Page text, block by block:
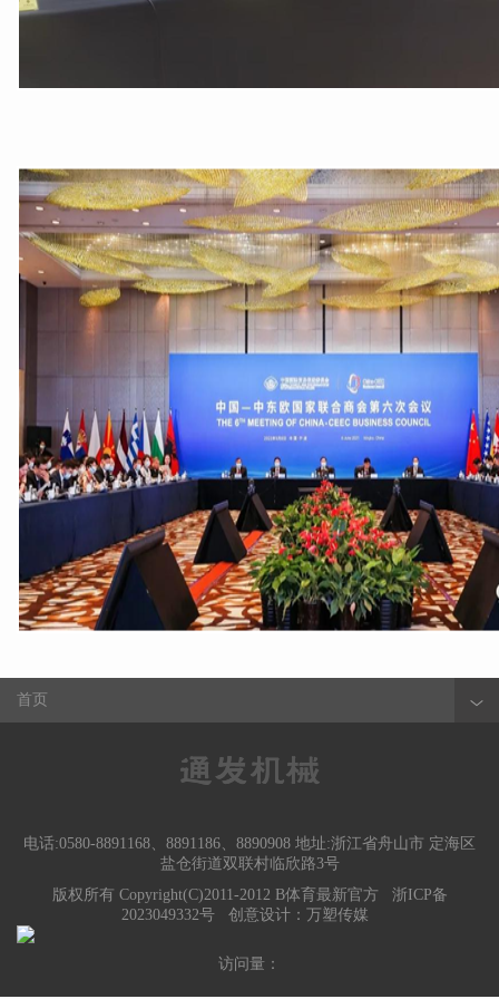
电话:0580-8891168、8891186、8890908 地址:浙江省舟山市 定海区
盐仓街道双联村临欣路3号
版权所有 Copyright(C)2011-2012 B体育最新官方 浙ICP备
2023049332号 创意设计： 万塑传媒
访问量：
首页